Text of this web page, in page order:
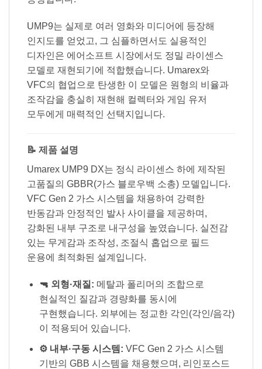
UMP9는 실제로 여러 영화와 미디어에 등장해
인지도를 얻었고, 그 심플하면서도 실용적인
디자인은 에어소프트 시장에서도 정밀 라이센스
모델로 재현되기에 적합했습니다. Umarex와
VFC의 협업으로 탄생한 이 모델은 원형의 비율과
조작감을 충실히 재현해 컬렉터와 게임 유저
모두에게 매력적인 선택지입니다.
📝 제품 설명
Umarex UMP9 DX는 정식 라이센스 하에 제작된
고품질의 GBBR(가스 블로우백 소총) 모델입니다.
VFC Gen 2 가스 시스템을 채용하여 강력한
반동감과 안정적인 발사 사이클을 제공하며,
강화된 내부 구조로 내구성을 높였습니다. 실전감
있는 무게감과 조작성, 조절식 홉업으로 필드
운용에 최적화된 설계입니다.
🔫 외형·재질: 메탈과 폴리머의 조합으로
현실적인 질감과 경량화를 동시에
구현했습니다. 외부에는 정교한 각인(각인/음각)
이 적용되어 있습니다.
⚙️ 내부·구동 시스템: VFC Gen 2 가스 시스템
기반의 GBB 시스템을 채용했으며, 리인포스드